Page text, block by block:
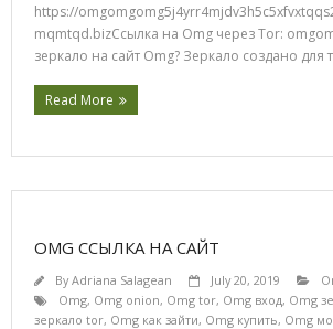
https://
mqmtqd.bizСсылка на Omg через Tor:
зеркало на сайт Omg? Зеркало создано для
Read More
OMG ССЫЛКА НА САЙТ
ByAdriana Salagean July 20, 2019
Omg, Omg onion, Omg tor, Omg вход, Omg
зеркало tor, Omg как зайти, Omg купить, Omg